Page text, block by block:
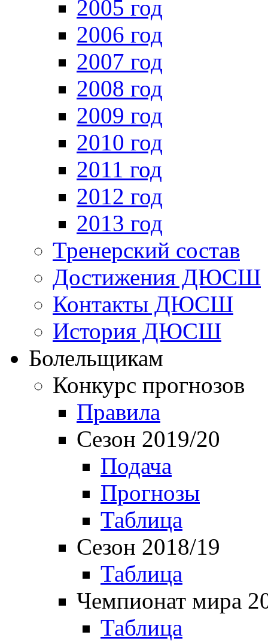
2005 год
2006 год
2007 год
2008 год
2009 год
2010 год
2011 год
2012 год
2013 год
Тренерский состав
Достижения ДЮСШ
Контакты ДЮСШ
История ДЮСШ
Болельщикам
Конкурс прогнозов
Правила
Сезон 2019/20
Подача
Прогнозы
Таблица
Сезон 2018/19
Таблица
Чемпионат мира
Таблица